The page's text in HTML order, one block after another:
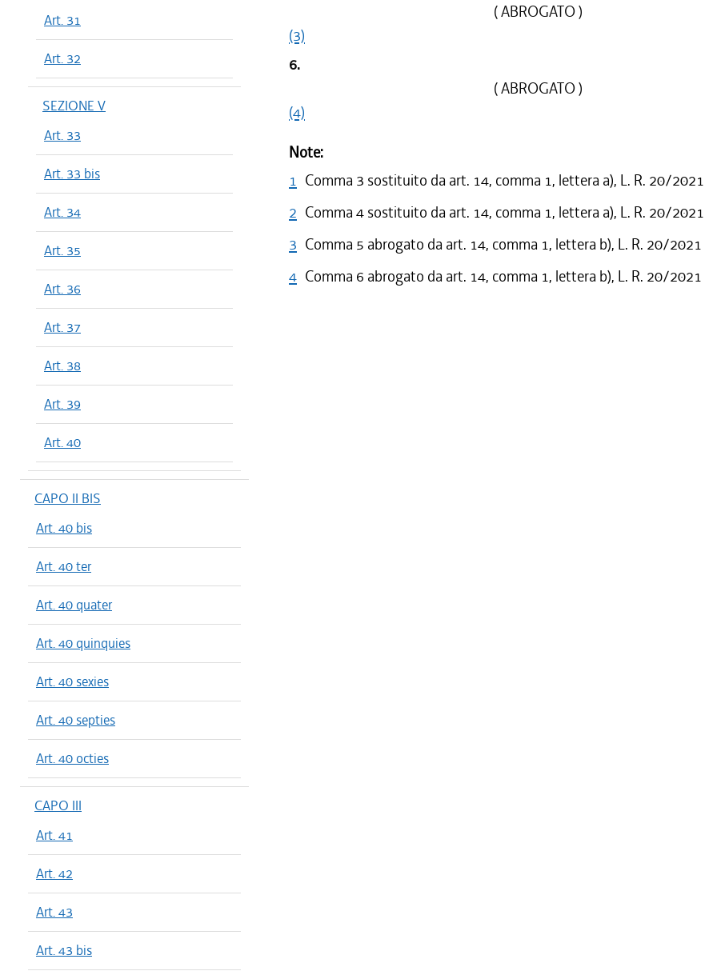
Art. 31
Art. 32
SEZIONE V
Art. 33
Art. 33 bis
Art. 34
Art. 35
Art. 36
Art. 37
Art. 38
Art. 39
Art. 40
CAPO II BIS
Art. 40 bis
Art. 40 ter
Art. 40 quater
Art. 40 quinquies
Art. 40 sexies
Art. 40 septies
Art. 40 octies
CAPO III
Art. 41
Art. 42
Art. 43
Art. 43 bis
( ABROGATO )
(3)
6.
( ABROGATO )
(4)
Note:
1 Comma 3 sostituito da art. 14, comma 1, lettera a), L. R. 20/2021
2 Comma 4 sostituito da art. 14, comma 1, lettera a), L. R. 20/2021
3 Comma 5 abrogato da art. 14, comma 1, lettera b), L. R. 20/2021
4 Comma 6 abrogato da art. 14, comma 1, lettera b), L. R. 20/2021